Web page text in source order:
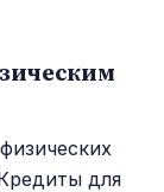
для